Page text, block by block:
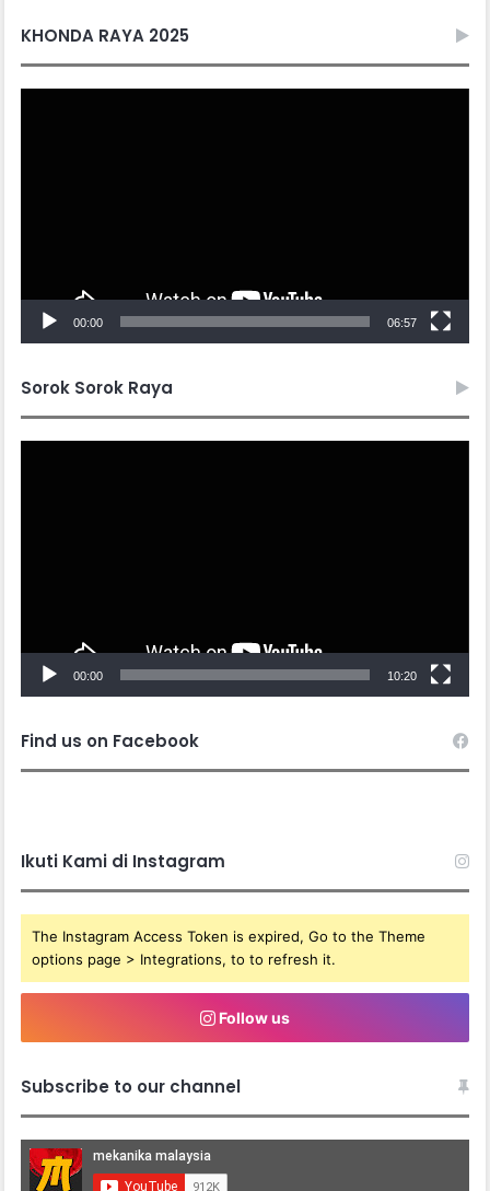
KHONDA RAYA 2025
00:00 06:57
Sorok Sorok Raya
00:00 10:20
Find us on Facebook
Ikuti Kami di Instagram
The Instagram Access Token is expired, Go to the Theme
options page > Integrations, to to refresh it.
Follow us
Subscribe to our channel